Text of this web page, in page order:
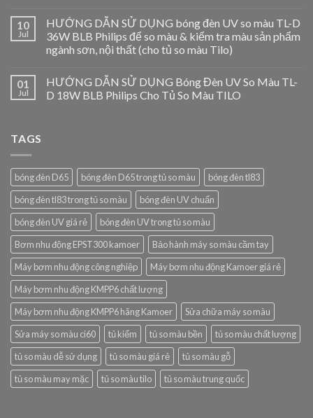
10
Jul
HƯỚNG DẪN SỬ DỤNG bóng đèn UV so màu TL-D
36W BLB Philips để so màu & kiểm tra màu sản phẩm
ngành sơn, nội thất (cho tủ so màu Tilo)
01
Jul
HƯỚNG DẪN SỬ DỤNG Bóng Đèn UV So Màu TL-
D 18W BLB Philips Cho Tủ So Màu TILO
TAGS
bóng đèn D65 bóng đèn D65 trong tủ so màu
bóng đèn tl83
bóng đèn tl83 trong tủ so màu
bóng đèn UV chuẩn
bóng đèn UV giá rẻ
bóng đèn UV trong tủ so màu
Bơm nhu động EPST300 kamoer
Bảo hành máy so màu cầm tay
Máy bơm nhu động công nghiệp
Máy bơm nhu động Kamoer giá rẻ
Máy bơm nhu động KMPP6 chất lượng
Máy bơm nhu động KMPP6 hãng Kamoer
Sửa chữa máy so màu
Sửa máy so màu ci60
tủ kiểm tủ so màu bền
tủ so màu chất lượng
tủ so màu dễ sử dụng
tủ so màu giá rẻ
tủ so màu gỗ
tủ so màu may mặc
tủ so màu tilo tủ so màu trung quốc